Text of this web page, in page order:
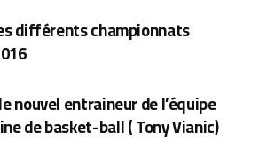
différents championnats
nouvel entraineur de l’équipe
de basket-ball ( Tony Vianic)